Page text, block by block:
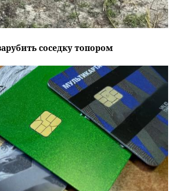
соседку топором